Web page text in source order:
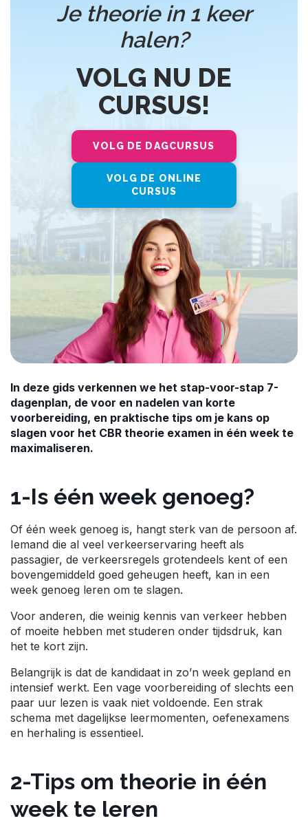
Je theorie in 1 keer
halen?
VOLG NU DE
CURSUS!
VOLG DE DAGCURSUS
VOLG DE ONLINE
CURSUS
In deze gids verkennen we het stap-voor-stap 7-
dagenplan, de voor en nadelen van korte
voorbereiding, en praktische tips om je kans op
slagen voor het CBR theorie examen in één week te
maximaliseren.
1-Is één week genoeg?
Of één week genoeg is, hangt sterk van de persoon af.
Iemand die al veel verkeerservaring heeft als
passagier, de verkeersregels grotendeels kent of een
bovengemiddeld goed geheugen heeft, kan in een
week genoeg leren om te slagen.
Voor anderen, die weinig kennis van verkeer hebben
of moeite hebben met studeren onder tijdsdruk, kan
het te kort zijn.
Belangrijk is dat de kandidaat in zo’n week gepland en
intensief werkt. Een vage voorbereiding of slechts een
paar uur lezen is vaak niet voldoende. Een strak
schema met dagelijkse leermomenten, oefenexamens
en herhaling is essentieel.
2-Tips om theorie in één
week te leren